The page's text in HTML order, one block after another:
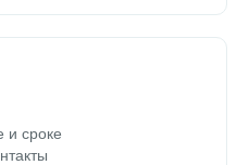
и сроке